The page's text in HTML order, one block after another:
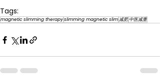
Tags:
magnetic slimming therapyslimming magnetic slim减肥 中医减重